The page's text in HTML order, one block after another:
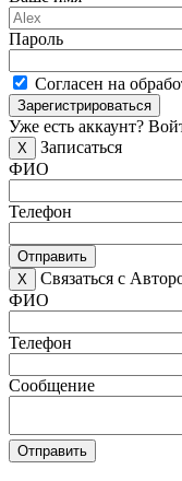
Пароль
Согласен на
Зарегистрироваться
Уже есть аккаунт?
X
Записаться
ФИО
Телефон
Отправить
X
Связаться с
ФИО
Телефон
Сообщение
Отправить